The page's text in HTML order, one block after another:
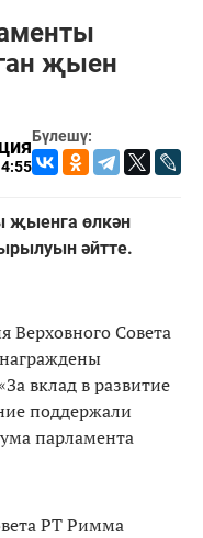
җыен
Бүлешү:
җыенга өлкән
әйтте.
Верховного Совета
вклад в развитие
поддержали
парламента
РТ Римма